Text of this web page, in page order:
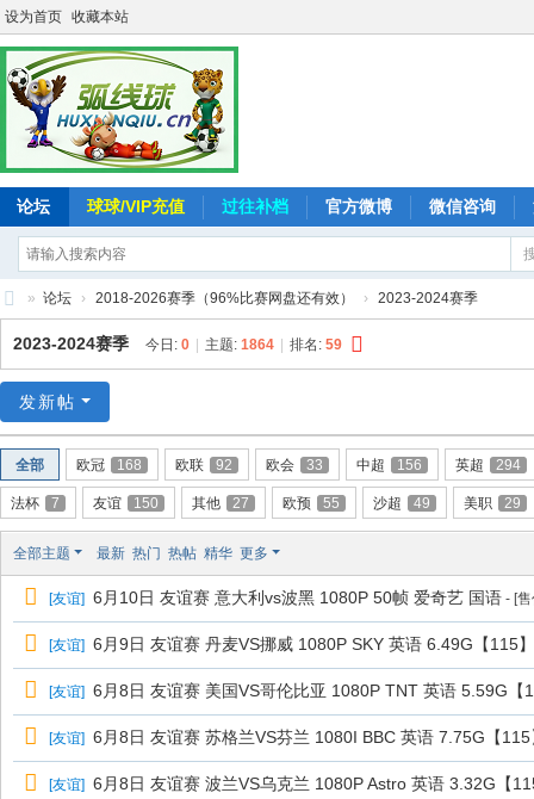
设为首页 收藏本站
论坛 球球/VIP充值 过往补档 官方微博 微信咨询
弧
线
-
追
求
致
» 论坛 › 2018-2026赛季（96%比赛网盘还有效） › 2023-2024赛季
2023-2024赛季 今日: 0 主题: 1864 排名: 59
发新帖
全部 欧冠 168 欧联 92 欧会 33 中超 156 英超 294
法杯 7 友谊 150 其他 27 欧预 55 沙超 49 美职 29
全部主题 最新 热门 热帖 精华 更多
[友谊] 6月10日 友谊赛 意大利vs波黑 1080P 50帧 爱奇艺 国语 - [
[友谊] 6月9日 友谊赛 丹麦VS挪威 1080P SKY 英语 6.49G【115】
[友谊] 6月8日 友谊赛 美国VS哥伦比亚 1080P TNT 英语 5.59G【
[友谊] 6月8日 友谊赛 苏格兰VS芬兰 1080I BBC 英语 7.75G【115
[友谊] 6月8日 友谊赛 波兰VS乌克兰 1080P Astro 英语 3.32G【